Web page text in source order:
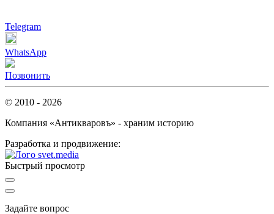
Telegram
WhatsApp
Позвонить
© 2010 - 2026
Компания «Антикваровъ» - храним историю
Разработка и продвижение:
Быстрый просмотр
Задайте вопрос